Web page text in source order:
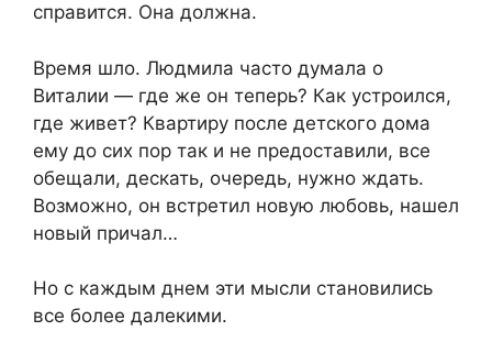
справится. Она должна.
Время шло. Людмила часто думала о
Виталии — где же он теперь? Как устроился,
где живет? Квартиру после детского дома
ему до сих пор так и не предоставили, все
обещали, дескать, очередь, нужно ждать.
Возможно, он встретил новую любовь, нашел
новый причал…
Но с каждым днем эти мысли становились
все более далекими.